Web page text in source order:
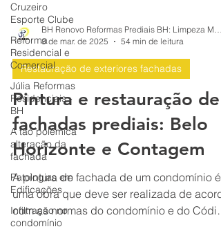
Cruzeiro
Esporte Clube
Reforma
Residencial e
Comercial
Júlia Reformas
Residenciais -
BH
A tão polêmica
alteração da
fachada
Patologias em
Edificações
Infiltração no
condomínio
8 de mar. de 2025
54 min de leitura
Restauração de exteriores fachadas
Pintura e restauração de
fachadas prediais: Belo
Horizonte e Contagem
A pintura de fachada de um condomínio é
uma obra que deve ser realizada de